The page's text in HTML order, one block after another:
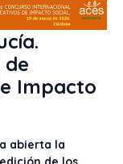
Impacto
abierta la